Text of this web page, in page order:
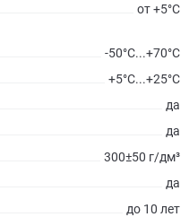
от +5°С
-50°С...+70°С
+5°С...+25°С
да
да
300±50 г/дм³
да
до 10 лет